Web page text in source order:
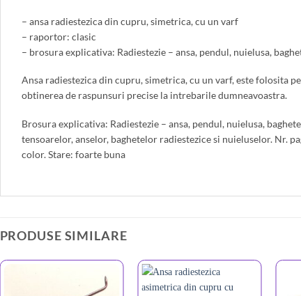
– ansa radiestezica din cupru, simetrica, cu un varf
– raportor: clasic
– brosura explicativa: Radiestezie – ansa, pendul, nuielusa,
Ansa radiestezica din cupru, simetrica, cu un varf, este folosita
obtinerea de raspunsuri precise la intrebarile dumneavoastra.
Brosura explicativa: Radiestezie – ansa, pendul, nuielusa,
tensoarelor, anselor, baghetelor radiestezice si nuieluselor. Nr.
color. Stare: foarte buna
PRODUSE SIMILARE